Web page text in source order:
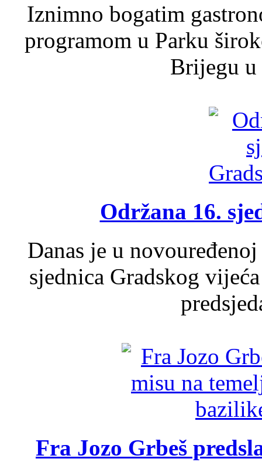
Iznimno bogatim
programom u Parku
Brijegu u
Održana 16.
Danas je u
sjednica Gradskog
Fra Jozo Grbeš